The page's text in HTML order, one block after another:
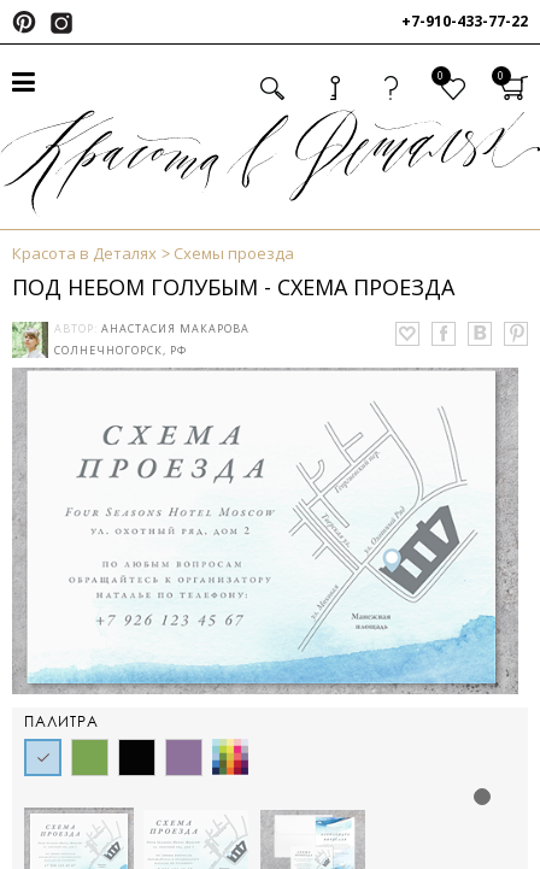
+7-910-433-77-22
0 0
Красота в Деталях Схемы проезда
ПОД НЕБОМ ГОЛУБЫМ - СХЕМА ПРОЕЗДА
АВТОР: АНАСТАСИЯ МАКАРОВА
СОЛНЕЧНОГОРСК, РФ
ПАЛИТРА